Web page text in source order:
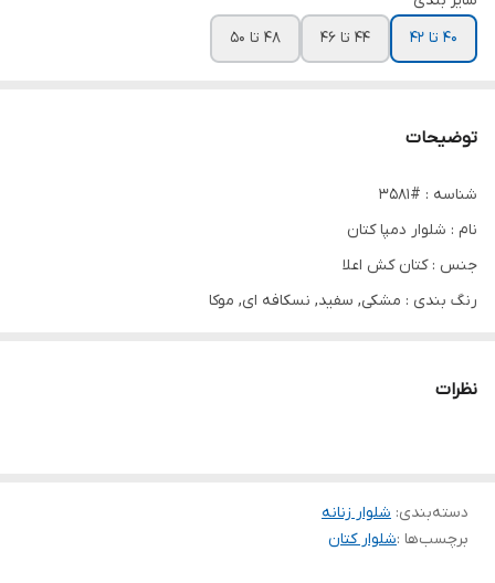
۴۰ تا ۴۲
۴۴ تا ۴۶ ۴۸ تا ۵۰
توضیحات
شناسه : #3581
نام : شلوار دمپا کتان
جنس : کتان کش اعلا
رنگ بندی : مشکی, سفید, نسکافه ای, موکا
🌈در چهار رنگ کاربردی و پرفروش
🍁با تنخوری بسیار شیک و جذاب
نظرات
دسته‌بندی: شلوار زنانه
برچسب‌ها :شلوار کتان